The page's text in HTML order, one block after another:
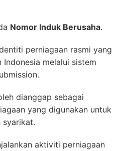
Nomor Induk Berusaha.
perniagaan rasmi yang
melalui sistem
dianggap sebagai
yang digunakan untuk
syarikat.
aktiviti perniagaan